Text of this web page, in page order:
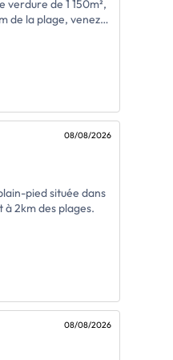
verdure de 1 150m²,
de la plage, venez
de 121m2.
un espace
l'Océan et de Saint
pied située dans
2km des plages.
une cuisine, un
d'ouvrir entre le
vie de 40 m2)
08/08/2026
08/08/2026